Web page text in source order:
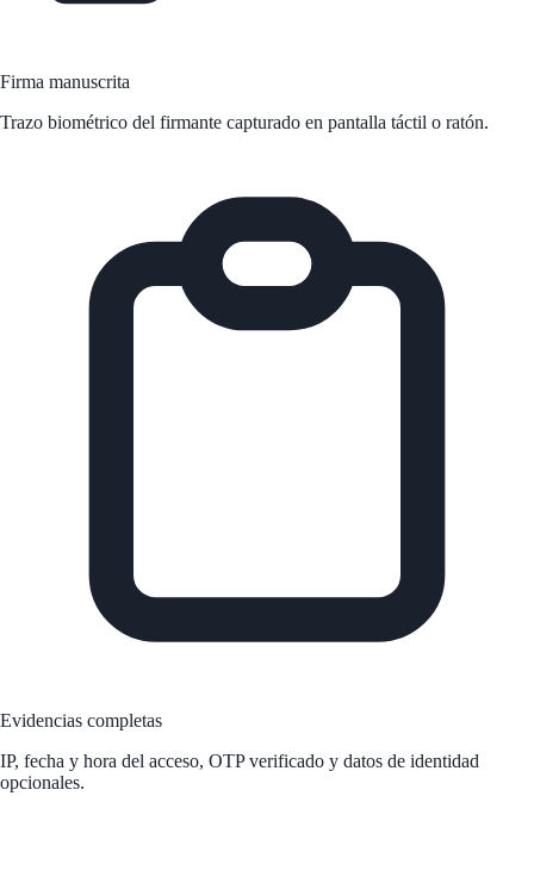
Firma manuscrita
Trazo biométrico del firmante capturado en pantalla táctil o ratón.
Evidencias completas
IP, fecha y hora del acceso, OTP verificado y datos de identidad
opcionales.